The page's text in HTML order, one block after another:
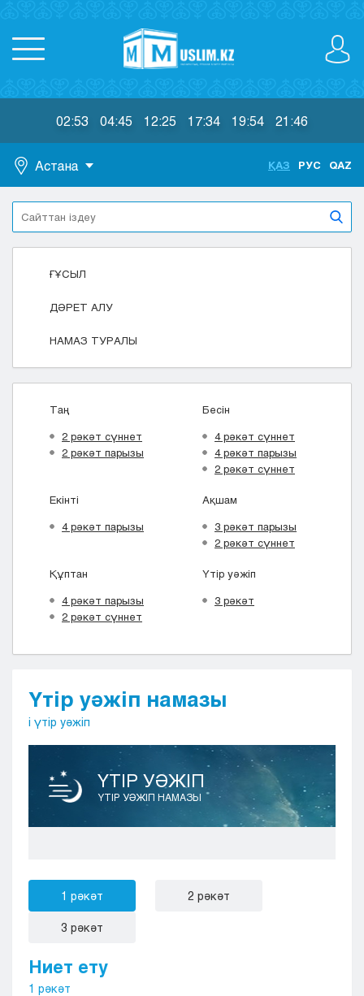
02:53 04:45 12:25 17:34 19:54 21:46
Астана
Астана
Алматы
Атырау
Жезказган
Кокшетау
Петропавловск
Семей
Талдыкорган
Туркестан
Усть-Каменогорск
ҚАЗ РУС QAZ
ҒҰСЫЛ
ДӘРЕТ АЛУ
НАМАЗ ТУРАЛЫ
Таң
2 рәкәт сүннет
2 рәкәт парызы
Бесін
4 рәкәт сүннет
4 рәкәт парызы
2 рәкәт сүннет
Екінті
4 рәкәт парызы
Ақшам
3 рәкәт парызы
2 рәкәт сүннет
Құптан
4 рәкәт парызы
2 рәкәт сүннет
Үтір уәжіп
3 рәкәт
Үтір уәжіп намазы
і үтір уәжіп
ҮТІР УӘЖІП
ҮТІР УӘЖІП НАМАЗЫ
1 рәкәт 2 рәкәт
3 рәкәт
Ниет ету
1 рәкәт